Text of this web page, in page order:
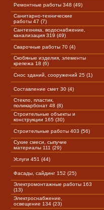
Ремонтные работы 348 (49)
Санитарно-технические
работы 47 (7)
Сантехника, водоснабжение,
канализация 319 (49)
Сварочные работы 70 (4)
Скобяные изделия, элементы
крепежа 18 (6)
Снос зданий, сооружений 25 (1)
Составление смет 30 (4)
Стекло, пластик,
поликарбонат 48 (8)
Строительные объекты и
конструкции 165 (30)
Строительные работы 403 (56)
Сухие смеси, сыпучие
материалы 111 (29)
Услуги 451 (44)
Фасады, сайдинг 152 (25)
Электромонтажные работы 163
(13)
Электроснабжение,
освещение 134 (23)